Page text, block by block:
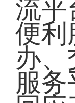
流平
便利
办、
服